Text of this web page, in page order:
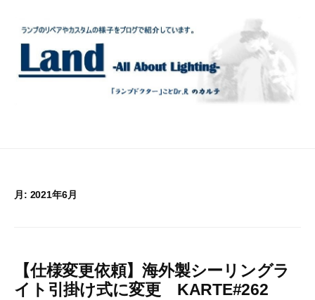
月: 2021年6月
【仕様変更依頼】海外製シーリングラ
イト引掛け式に変更 KARTE#262